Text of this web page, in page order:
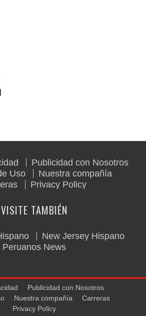
Publicidad con Nosotros
Uso
Nuestra compañía
Privacy Policy
VISITE TAMBIÉN
New Jersey Hispano
Peruanos News
Publicidad con Nosotros
Nuestra compañía
Carreras
Privacy Policy